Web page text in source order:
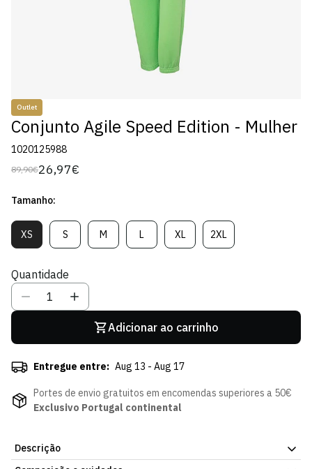
Outlet
Conjunto Agile Speed Edition - Mulher
1020125988
Preço
89,90€
Preço
venda
26,97€
Tamanho:
XSVariante
Esgotada
Indisponível
SVariante
Esgotada
Indisponível
MVariante
Esgotada
LVariante
Esgotada
XLVariante
Esgotada
2XLVariante
Esgotada
Quantidade
Adicionar ao carrinho
Entregue entre: Aug 13 - Aug 17
Portes de envio gratuitos em encomendas superiores a 50€
Exclusivo Portugal continental
Descrição